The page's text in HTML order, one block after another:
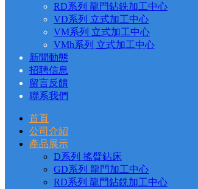
RD系列 龍門鉆銑加工中心
VD系列 立式加工中心
VM系列 立式加工中心
VMh系列 立式加工中心
新聞動態
招聘信息
留言反饋
聯系我們
首頁
公司介紹
產品展示
D系列 搖臂鉆床
GD系列 龍門加工中心
RD系列 龍門鉆銑加工中心